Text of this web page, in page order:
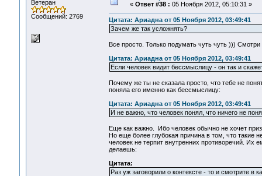
Ветеран
Сообщений: 2769
« Ответ #38 : 05 Ноября 2012, 05:10:31 »
Цитата: Ариадна от 05 Ноября 2012, 03:49:41
Зачем же так усложнять?
Все просто. Только подумать чуть чуть )))
Цитата: Ариадна от 05 Ноября 2012, 03:49:41
Если человек видит бессмыслицу - он так и
Почему же ты не сказала просто, что тебе не
поняла его именно как бессмыслицу:
Цитата: Ариадна от 05 Ноября 2012, 03:49:41
И не важно, что человек понял, что ничего не
Еще как важно. Ибо человек обычно не хочет
Но еще более глубокая причина в том, что такие
человек не терпит внутренних противоречий. Их
делаешь:
Цитата:
Раз уж заговорили о контексте - то и смотрите в